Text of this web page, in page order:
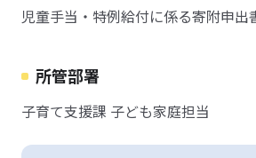
児童手当・特例給付に係る寄附申出
所管部署
子育て支援課 子ども家庭担当